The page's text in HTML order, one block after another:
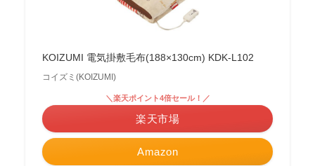
KOIZUMI 電気掛敷毛布(188×130cm) KDK-L102
コイズミ(KOIZUMI)
Amazon
＼楽天ポイント4倍セール！／
楽天市場